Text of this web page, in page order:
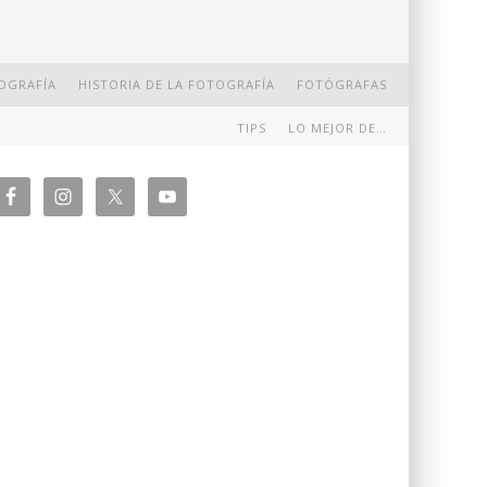
FOTÓGRAFAS
HISTORIA DE LA FOTOGRAFÍA
LO MEJOR DE…
TIPS